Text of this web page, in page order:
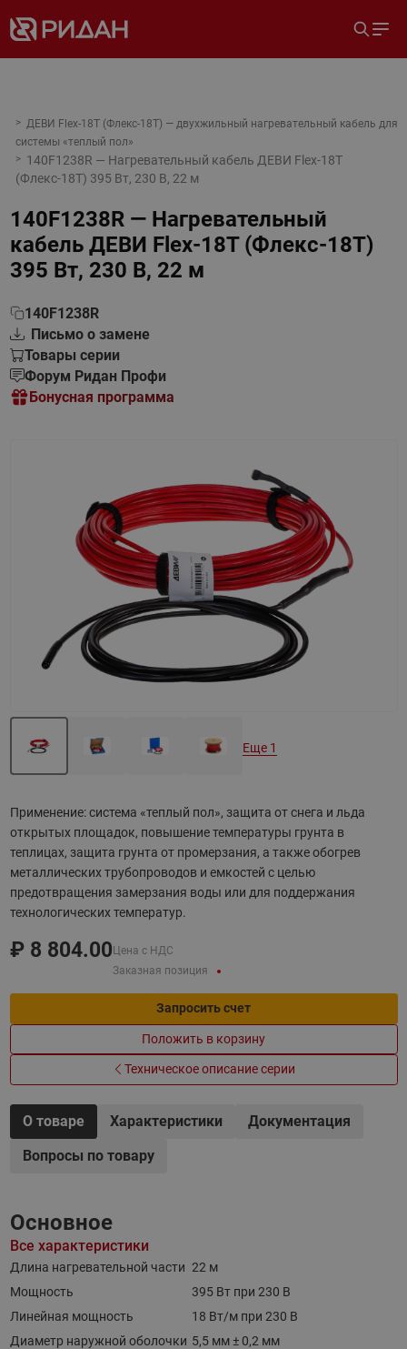
ДЕВИ Flex-18T (Флекс-18Т) — двухжильный нагревательный кабель для
системы «теплый пол»
140F1238R — Нагревательный кабель ДЕВИ Flex-18T
(Флекс-18Т) 395 Вт, 230 В, 22 м
140F1238R — Нагревательный
кабель ДЕВИ Flex-18T (Флекс-18Т)
395 Вт, 230 В, 22 м
140F1238R
Письмо о замене
Товары серии
Форум Ридан Профи
Бонусная программа
Применение: система «теплый пол», защита от снега и льда
открытых площадок, повышение температуры грунта в
теплицах, защита грунта от промерзания, а также обогрев
металлических трубопроводов и емкостей с целью
предотвращения замерзания воды или для поддержания
технологических температур.
₽ 8 804.00 Цена с НДС
Заказная позиция
Запросить счет
Положить в корзину
Техническое описание серии
Еще 1
О товаре Характеристики
Документация
Вопросы по товару
Основное
Все характеристики
Длина нагревательной части 22 м
Мощность
395 Вт при 230 В
Линейная мощность
18 Вт/м при 230 В
Диаметр наружной оболочки 5,5 мм ± 0,2 мм